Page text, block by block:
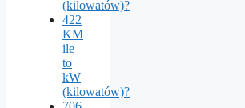
(kilowatów)?
422
KM
ile
to
kW
(kilowatów)?